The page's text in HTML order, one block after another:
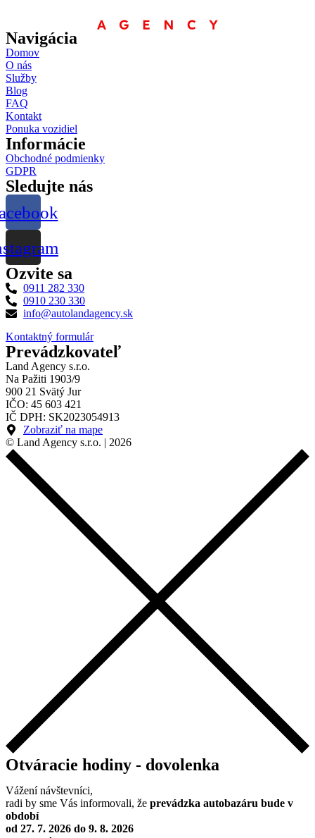
Navigácia
Domov
O nás
Služby
Blog
FAQ
Kontakt
Ponuka vozidiel
Informácie
Obchodné podmienky
GDPR
Sledujte nás
Ozvite sa
0911 282 330
0910 230 330
info@autolandagency.sk
Kontaktný formulár
Prevádzkovateľ
Land Agency s.r.o.
Na Pažiti 1903/9
900 21 Svätý Jur
IČO: 45 603 421
IČ DPH: SK2023054913
Zobraziť na mape
© Land Agency s.r.o. | 2026
Otváracie hodiny - dovolenka
Vážení návštevníci,
radi by sme Vás informovali, že prevádzka autobazáru bude v
období
od 27. 7. 2026 do 9. 8. 2026